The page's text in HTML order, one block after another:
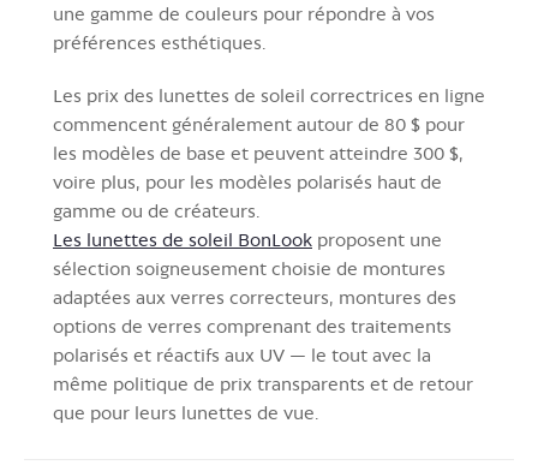
une gamme de couleurs pour répondre à vos
préférences esthétiques.
Les prix des lunettes de soleil correctrices en ligne
commencent généralement autour de 80 $ pour
les modèles de base et peuvent atteindre 300 $,
voire plus, pour les modèles polarisés haut de
gamme ou de créateurs.
Les lunettes de soleil BonLook proposent une
sélection soigneusement choisie de montures
adaptées aux verres correcteurs, montures des
options de verres comprenant des traitements
polarisés et réactifs aux UV — le tout avec la
même politique de prix transparents et de retour
que pour leurs lunettes de vue.